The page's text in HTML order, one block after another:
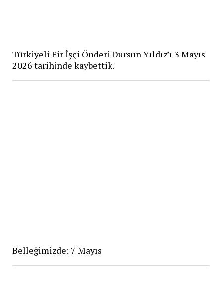
Türkiyeli Bir İşçi Önderi Dursun Yıldız’ı 3 Mayıs
2026 tarihinde kaybettik.
Belleğimizde: 7 Mayıs